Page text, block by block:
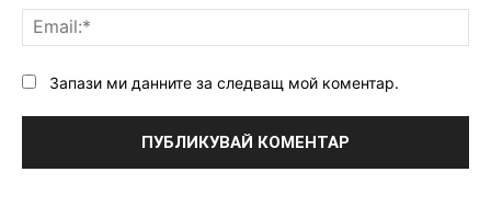
Запази ми данните за следващ мой коментар.